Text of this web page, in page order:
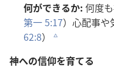
何ができるか: 何度も
第一5:17） 心配事や
62:8） c
神への信仰を育てる